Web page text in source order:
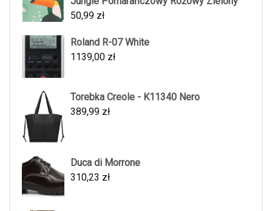
50,99 zł
Roland R-07 White
1139,00 zł
Torebka Creole - K11340 Nero
389,99 zł
Duca di Morrone
310,23 zł